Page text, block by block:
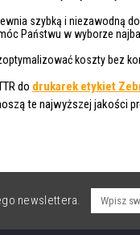
szybką i niezawodną
Państwu w wyborze
koszty bez
do drukarek etykiet
te najwyższej jakości
newslettera.